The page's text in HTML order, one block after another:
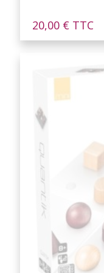
20,00 € TTC